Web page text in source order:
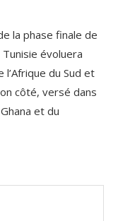
la phase finale de
évoluera
du Sud et
côté, versé dans
et du